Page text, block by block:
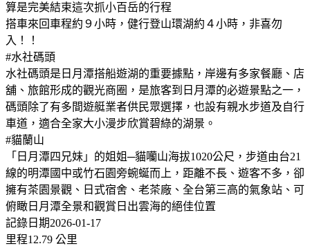
算是完美結束這次抓小百岳的行程
搭車來回車程約９小時，健行登山環湖約４小時，非喜勿
入！！
#水社碼頭
水社碼頭是日月潭搭船遊湖的重要據點，岸邊有多家餐廳、店
舖、旅館形成的觀光商圈，是旅客到日月潭的必遊景點之一，
碼頭除了有多間遊艇業者供民眾選擇，也設有親水步道及自行
車道，適合全家大小漫步欣賞碧綠的湖景。
#貓蘭山
「日月潭四兄妹」的姐姐─貓囒山海拔1020公尺，步道由台21
線的明潭國中或竹石園旁蜿蜒而上，距離不長、遊客不多，卻
擁有茶園景觀、日式宿舍、老茶廠、全台第三高的氣象站、可
俯瞰日月潭全景和觀賞日出雲海的絕佳位置
記錄日期2026-01-17
里程12.79 公里